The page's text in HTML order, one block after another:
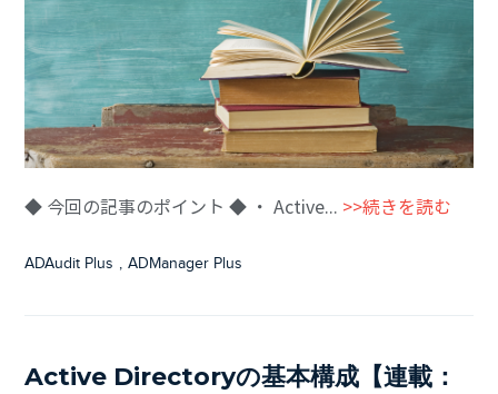
◆ 今回の記事のポイント ◆ ・ Active... >>続きを読む
ADAudit Plus , ADManager Plus
Active Directoryの基本構成【連載：